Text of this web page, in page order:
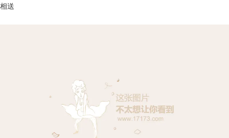
相送